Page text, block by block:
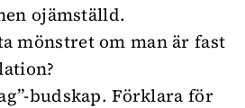
ojämställd.
mönstret om man är fast
budskap. Förklara för